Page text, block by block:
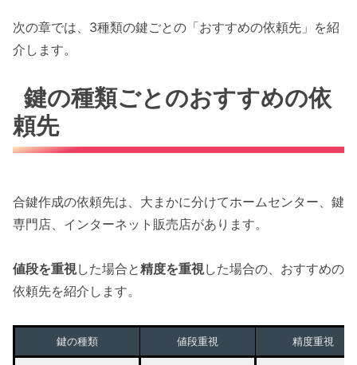
次の章では、3種類の鍵ごとの「おすすめの依頼先」を紹
介します。
鍵の種類ごとのおすすめの依
頼先
合鍵作成の依頼先は、大まかに分けてホームセンター、鍵
専門店、インターネット販売店があります。
値段を重視した場合と精度を重視した場合の、おすすめの
依頼先を紹介します。
鍵の種類 値段重視 精度重視